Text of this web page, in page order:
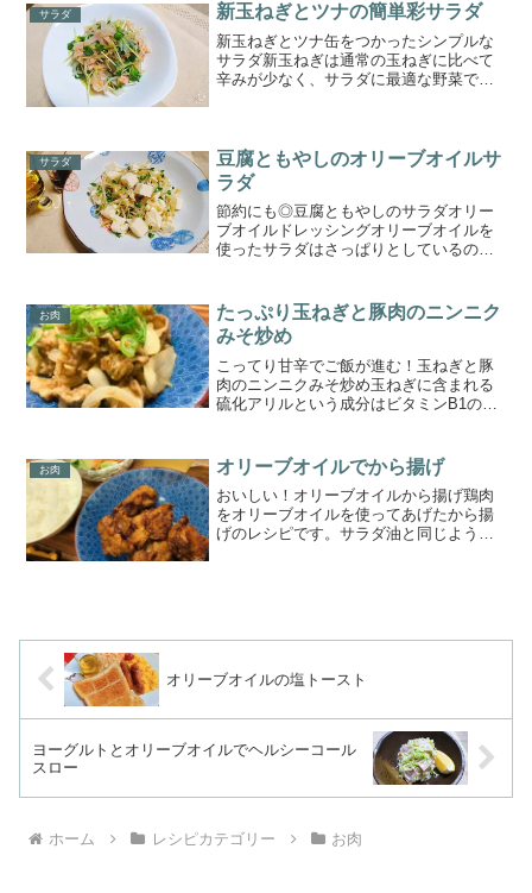
サラダ 新玉ねぎとツナの簡単彩サラダ
新玉ねぎとツナ缶をつかったシンプルな
サラダ新玉ねぎは通常の玉ねぎに比べて
辛みが少なく、サラダに最適な野菜で
体を冷やすといわれますが、...
サラダ
豆腐ともやしのオリーブオイルサ
ラダ
節約にも◎豆腐ともやしのサラダオリー
ブオイルドレッシングオリーブオイルを
使ったサラダはさっぱりとしているの
で手に入る食材なので、お財布がピンチ
な給料日前などにも便利！材...
お肉
たっぷり玉ねぎと豚肉のニンニク
みそ炒め
こってり甘辛でご飯が進む！玉ねぎと豚
肉のニンニクみそ炒め玉ねぎに含まれる
硫化アリルという成分はビタミンB1の吸
玉ねぎと食べますが、今回は少し違った
「味噌」で味付け。さら...
お肉 オリーブオイルでから揚げ
おいしい！オリーブオイルから揚げ鶏肉
をオリーブオイルを使ってあげたから揚
げのレシピです。サラダ油と同じように
オリーブオイルの塩トースト
ヨーグルトとオリーブオイルでヘルシーコール
スロー
ホーム レシピカテゴリー お肉